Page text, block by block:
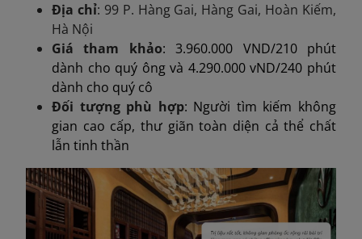
Địa chỉ: 99 P. Hàng Gai, Hàng Gai, Hoàn Kiếm,
Hà Nội
Giá tham khảo: 3.960.000 VND/210 phút
dành cho quý ông và 4.290.000 vND/240 phút
dành cho quý cô
Đối tượng phù hợp: Người tìm kiếm không
gian cao cấp, thư giãn toàn diện cả thể chất
lẫn tinh thần